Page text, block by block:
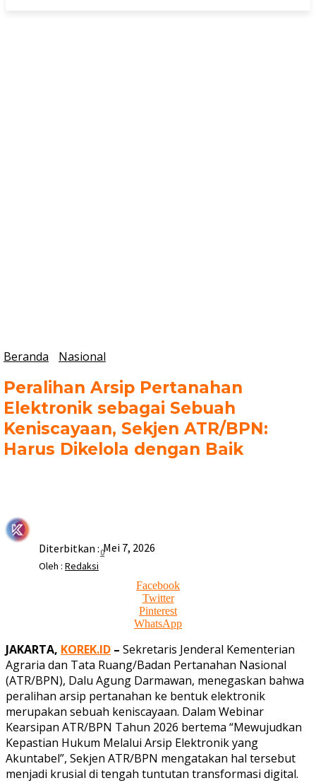
Beranda Nasional
Peralihan Arsip Pertanahan
Elektronik sebagai Sebuah
Keniscayaan, Sekjen ATR/BPN:
Harus Dikelola dengan Baik
Oleh : Redaksi
0
Diterbitkan : Mei 7, 2026
Facebook
Twitter
Pinterest
WhatsApp
JAKARTA, KOREK.ID – Sekretaris Jenderal Kementerian
Agraria dan Tata Ruang/Badan Pertanahan Nasional
(ATR/BPN), Dalu Agung Darmawan, menegaskan bahwa
peralihan arsip pertanahan ke bentuk elektronik
merupakan sebuah keniscayaan. Dalam Webinar
Kearsipan ATR/BPN Tahun 2026 bertema “Mewujudkan
Kepastian Hukum Melalui Arsip Elektronik yang
Akuntabel”, Sekjen ATR/BPN mengatakan hal tersebut
menjadi krusial di tengah tuntutan transformasi digital.